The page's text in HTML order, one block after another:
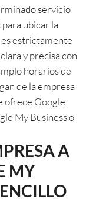
servicio
ubicar la
es estrictamente
y precisa con
horarios de
de la empresa
ofrece Google
My Business o
A
MY